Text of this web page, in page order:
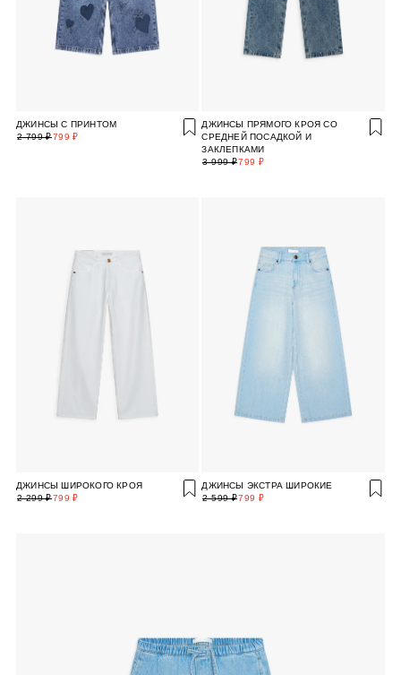
ДЖИНСЫ С ПРИНТОМ
799 ₽
2 799 ₽
ДЖИНСЫ ПРЯМОГО КРОЯ СО
СРЕДНЕЙ ПОСАДКОЙ И
ЗАКЛЕПКАМИ
799 ₽
3 999 ₽
ДЖИНСЫ ШИРОКОГО КРОЯ
799 ₽
2 299 ₽
ДЖИНСЫ ЭКСТРА ШИРОКИЕ
799 ₽
2 599 ₽